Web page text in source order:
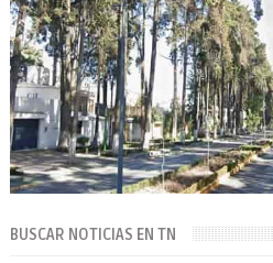
BUSCAR NOTICIAS EN TN